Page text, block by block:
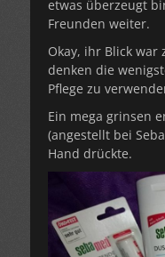
etwas überzeugt
Freunden weiter.
Okay, ihr Blick war
denken die
Pflege zu
Ein mega grinsen
(angestellt bei
Hand drückte.